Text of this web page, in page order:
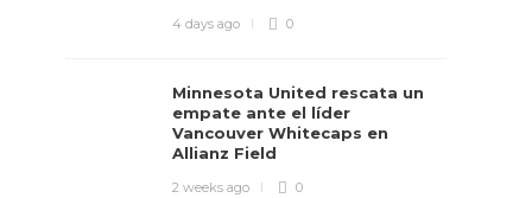
4 days ago 0
Minnesota United rescata un
empate ante el líder
Vancouver Whitecaps en
Allianz Field
2 weeks ago 0